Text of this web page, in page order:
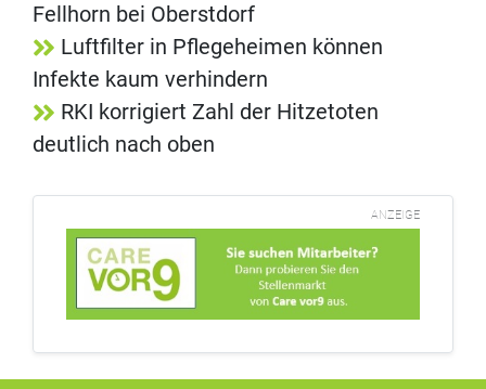
Fellhorn bei Oberstdorf
Luftfilter in Pflegeheimen können
Infekte kaum verhindern
RKI korrigiert Zahl der Hitzetoten
deutlich nach oben
ANZEIGE